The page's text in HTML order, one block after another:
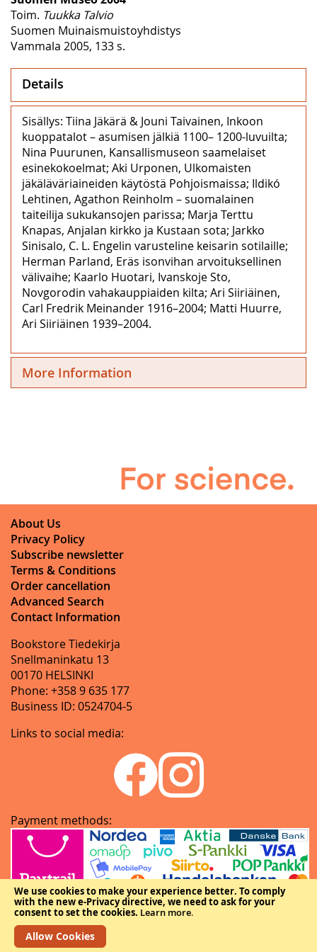
We use cookies to make your experience better. To comply
with the new e-Privacy directive, we need to ask for your
consent to set the cookies. Learn more.
Allow Cookies
Toim. Tuukka Talvio
Suomen Muinaismuistoyhdistys
Vammala 2005, 133 s.
Details
Sisällys: Tiina Jäkärä & Jouni Taivainen, Inkoon
kuoppatalot – asumisen jälkiä 1100– 1200-luvuilta;
Nina Puurunen, Kansallismuseon saamelaiset
esinekokoelmat; Aki Urponen, Ulkomaisten
jäkäläväriaineiden käytöstä Pohjoismaissa; Ildikó
Lehtinen, Agathon Reinholm – suomalainen
taiteilija sukukansojen parissa; Marja Terttu
Knapas, Anjalan kirkko ja Kustaan sota; Jarkko
Sinisalo, C. L. Engelin varusteline keisarin sotilaille;
Herman Parland, Eräs isonvihan arvoituksellinen
välivaihe; Kaarlo Huotari, Ivanskoje Sto,
Novgorodin vahakauppiaiden kilta; Ari Siiriäinen,
Carl Fredrik Meinander 1916–2004; Matti Huurre,
Ari Siiriäinen 1939–2004.
More Information
About Us
Privacy Policy
Subscribe newsletter
Terms & Conditions
Order cancellation
Advanced Search
Contact Information
Bookstore Tiedekirja
Snellmaninkatu 13
00170 HELSINKI
Phone: +358 9 635 177
Business ID: 0524704-5
Links to social media:
Payment methods:
Copyright © The Federation of Finnish Learned Societies